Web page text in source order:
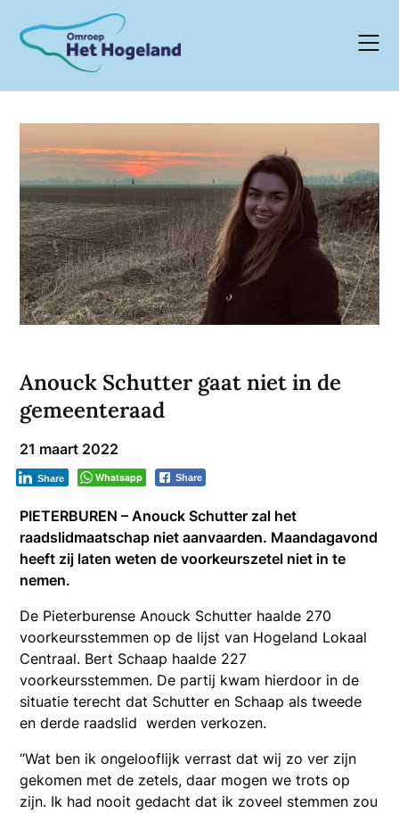
content
Anouck Schutter gaat niet in de
gemeenteraad
21 maart 2022
Whatsapp Share
Share
PIETERBUREN – Anouck Schutter zal het
raadslidmaatschap niet aanvaarden. Maandagavond
heeft zij laten weten de voorkeurszetel niet in te
nemen.
De Pieterburense Anouck Schutter haalde 270
voorkeursstemmen op de lijst van Hogeland Lokaal
Centraal. Bert Schaap haalde 227
voorkeursstemmen. De partij kwam hierdoor in de
situatie terecht dat Schutter en Schaap als tweede
en derde raadslid werden verkozen.
“Wat ben ik ongelooflijk verrast dat wij zo ver zijn
gekomen met de zetels, daar mogen we trots op
zijn. Ik had nooit gedacht dat ik zoveel stemmen zou